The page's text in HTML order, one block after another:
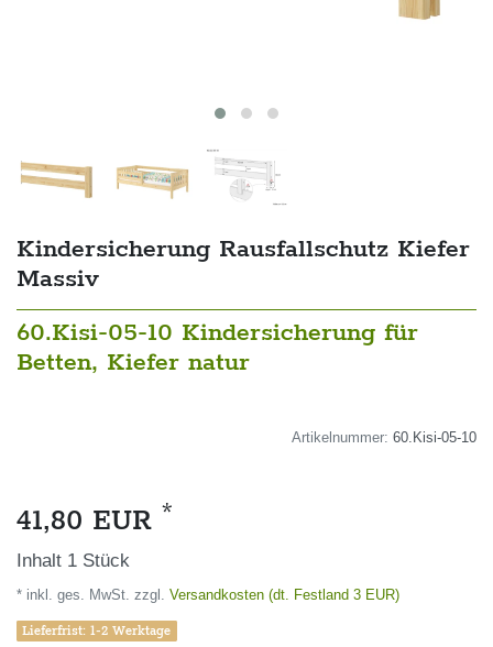
Kindersicherung Rausfallschutz Kiefer
Massiv
60.Kisi-05-10 Kindersicherung für
Betten, Kiefer natur
Artikelnummer: 60.Kisi-05-10
41,80 EUR *
Inhalt 1 Stück
* inkl. ges. MwSt. zzgl. Versandkosten (dt. Festland 3 EUR)
Lieferfrist: 1-2 Werktage